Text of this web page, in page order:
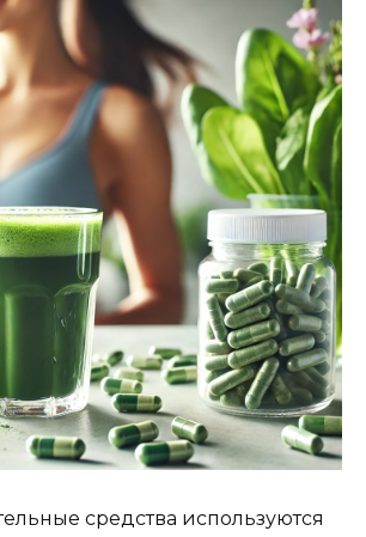
средства используются